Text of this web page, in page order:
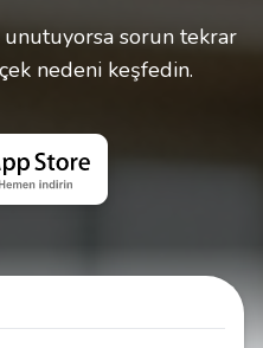
sorun tekrar
nedeni keşfedin.